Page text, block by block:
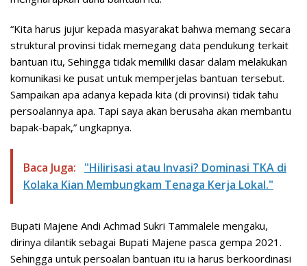
“Kita harus jujur kepada masyarakat bahwa memang secara
struktural provinsi tidak memegang data pendukung terkait
bantuan itu, Sehingga tidak memiliki dasar dalam melakukan
komunikasi ke pusat untuk memperjelas bantuan tersebut.
Sampaikan apa adanya kepada kita (di provinsi) tidak tahu
persoalannya apa. Tapi saya akan berusaha akan membantu
bapak-bapak,” ungkapnya.
Baca Juga:
​"Hilirisasi atau Invasi? Dominasi TKA di
Kolaka Kian Membungkam Tenaga Kerja Lokal."
Bupati Majene Andi Achmad Sukri Tammalele mengaku,
dirinya dilantik sebagai Bupati Majene pasca gempa 2021.
Sehingga untuk persoalan bantuan itu ia harus berkoordinasi